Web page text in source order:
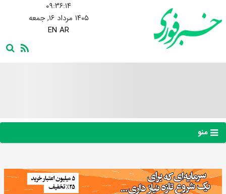
۰۹:۳۶:۱۴
۱۴۰۵ مرداد ۱۶, جمعه
EN AR
منو